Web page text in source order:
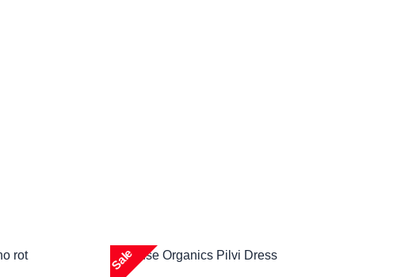
Sale